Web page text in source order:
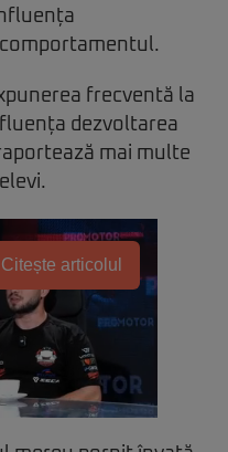
frecventă la
dezvoltarea
mai multe
Citește articolul